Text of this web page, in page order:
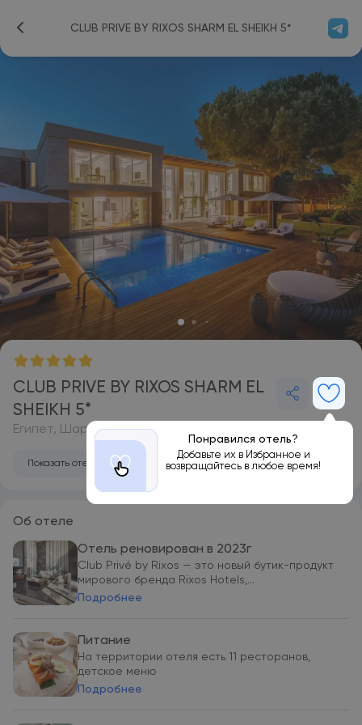
CLUB PRIVE BY RIXOS SHARM EL SHEIKH 5*
CLUB PRIVE BY RIXOS SHARM EL
SHEIKH 5*
Понравился отель?
Добавьте их в Избранное и
возвращайтесь в любое время!
Египет, Шарм-эль-Шейх
Показать отель на карте
Об отеле
Отель реновирован в 2023г
Club Privé by Rixos — это новый бутик-продукт
мирового бренда Rixos Hotels,...
Подробнее
Питание
На территории отеля есть 11 ресторанов,
детское меню
Подробнее